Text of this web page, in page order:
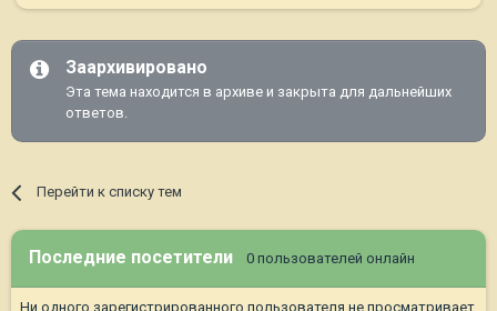
Заархивировано
Эта тема находится в архиве и закрыта для дальнейших
ответов.
Перейти к списку тем
Последние посетители 0 пользователей онлайн
Ни одного зарегистрированного пользователя не просматривает